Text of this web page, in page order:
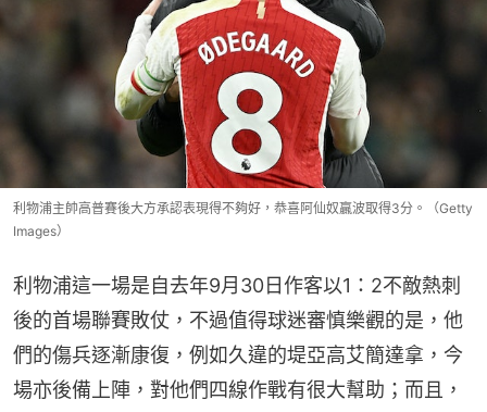
利物浦主帥高普賽後大方承認表現得不夠好，恭喜阿仙奴贏波取得3分。（Getty
Images）
利物浦這一場是自去年9月30日作客以1：2不敵熱刺
後的首場聯賽敗仗，不過值得球迷審慎樂觀的是，他
們的傷兵逐漸康復，例如久違的堤亞高艾簡達拿，今
場亦後備上陣，對他們四線作戰有很大幫助；而且，